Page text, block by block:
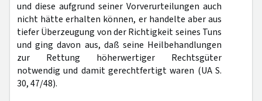
und diese aufgrund seiner Vorverurteilungen auch
nicht hätte erhalten können, er handelte aber aus
tiefer Überzeugung von der Richtigkeit seines Tuns
und ging davon aus, daß seine Heilbehandlungen
zur Rettung höherwertiger Rechtsgüter
notwendig und damit gerechtfertigt waren (UA S.
30, 47/48).